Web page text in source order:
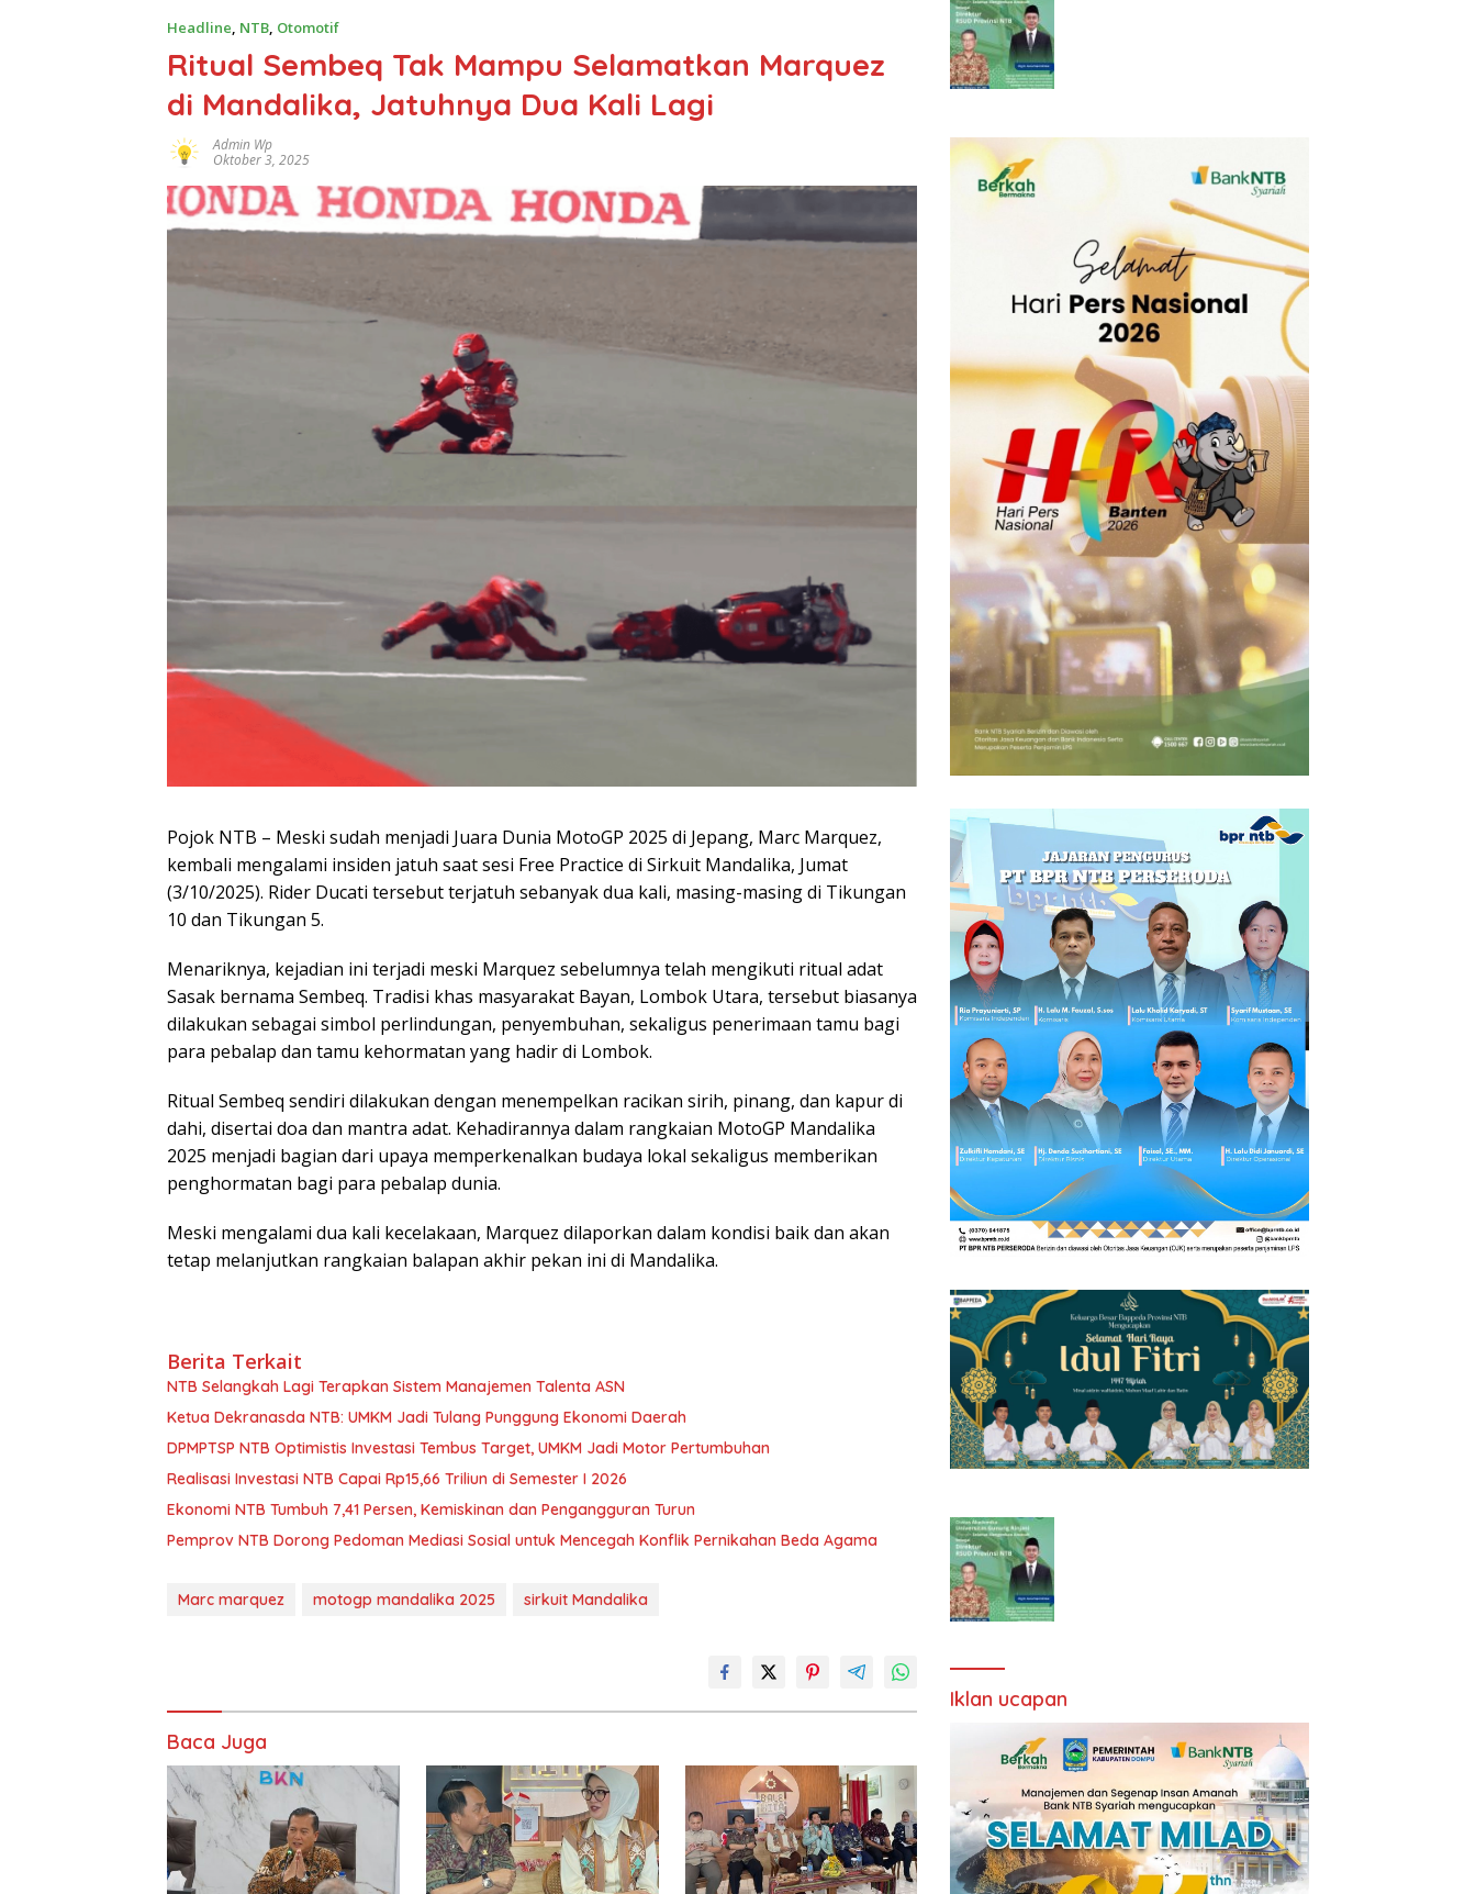
Headline, NTB, Otomotif
Ritual Sembeq Tak Mampu Selamatkan Marquez
di Mandalika, Jatuhnya Dua Kali Lagi
Admin Wp
Oktober 3, 2025
Pojok NTB – Meski sudah menjadi Juara Dunia MotoGP 2025 di Jepang, Marc Marquez,
kembali mengalami insiden jatuh saat sesi Free Practice di Sirkuit Mandalika, Jumat
(3/10/2025). Rider Ducati tersebut terjatuh sebanyak dua kali, masing-masing di Tikungan
10 dan Tikungan 5.
Menariknya, kejadian ini terjadi meski Marquez sebelumnya telah mengikuti ritual adat
Sasak bernama Sembeq. Tradisi khas masyarakat Bayan, Lombok Utara, tersebut biasanya
dilakukan sebagai simbol perlindungan, penyembuhan, sekaligus penerimaan tamu bagi
para pebalap dan tamu kehormatan yang hadir di Lombok.
Ritual Sembeq sendiri dilakukan dengan menempelkan racikan sirih, pinang, dan kapur di
dahi, disertai doa dan mantra adat. Kehadirannya dalam rangkaian MotoGP Mandalika
2025 menjadi bagian dari upaya memperkenalkan budaya lokal sekaligus memberikan
penghormatan bagi para pebalap dunia.
Meski mengalami dua kali kecelakaan, Marquez dilaporkan dalam kondisi baik dan akan
tetap melanjutkan rangkaian balapan akhir pekan ini di Mandalika.
Berita Terkait
NTB Selangkah Lagi Terapkan Sistem Manajemen Talenta ASN
Ketua Dekranasda NTB: UMKM Jadi Tulang Punggung Ekonomi Daerah
DPMPTSP NTB Optimistis Investasi Tembus Target, UMKM Jadi Motor Pertumbuhan
Realisasi Investasi NTB Capai Rp15,66 Triliun di Semester I 2026
Ekonomi NTB Tumbuh 7,41 Persen, Kemiskinan dan Pengangguran Turun
Pemprov NTB Dorong Pedoman Mediasi Sosial untuk Mencegah Konflik Pernikahan Beda Agama
Marc marquez motogp mandalika 2025 sirkuit Mandalika
Baca Juga
Iklan ucapan